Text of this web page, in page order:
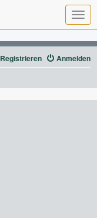
T
o
g
g
l
e
n
g
Anmelden
Registrieren